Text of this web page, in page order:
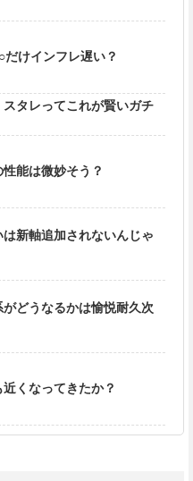
だけインフレ遅い？
スタレってこれが賢いガチ
性能は微妙そう？
は新軸追加されないんじゃ
がどうなるかは愉悦耐久次
近くなってきたか？